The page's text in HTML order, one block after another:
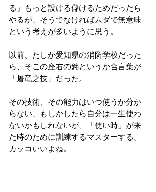
る」もっと設ける儲けるためだったら
やるが、そうでなければムダで無意味
という考えが多いように思う。
以前、たしか愛知県の消防学校だった
ら、そこの座右の銘というか合言葉が
「屠竜之技」だった。
その技術、その能力はいつ使うか分か
らない、もしかしたら自分は一生使わ
ないかもしれないが、「使い時」が来
た時のために訓練するマスターする。
カッコいいよね。